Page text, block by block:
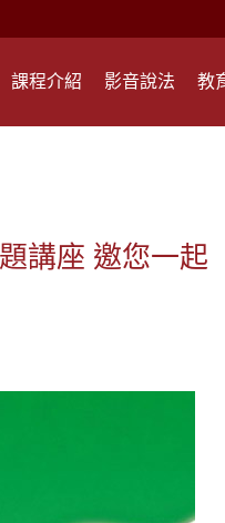
課程介紹 影音說法 教
講座 邀您一起